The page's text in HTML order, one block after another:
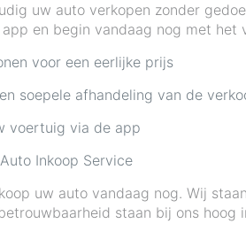
uw auto verkopen zonder
en begin vandaag nog met het
voor een eerlijke prijs
soepele afhandeling van de
voertuig via de app
Inkoop Service
uw auto vandaag nog. Wij
staan bij ons